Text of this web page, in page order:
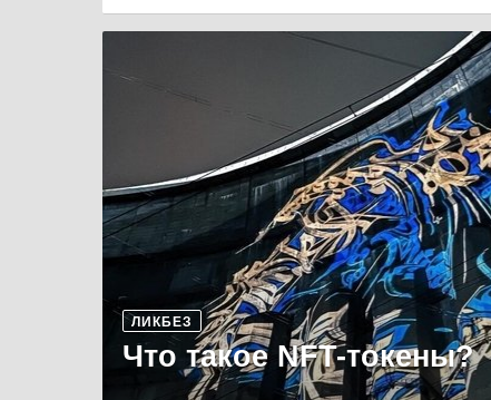
ЛИКБЕЗ
Что такое NFT-токены?